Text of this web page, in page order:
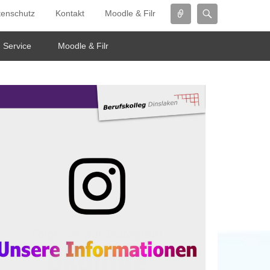
Connect
Kontakt Moodle & Filr
Service Moodle & Filr